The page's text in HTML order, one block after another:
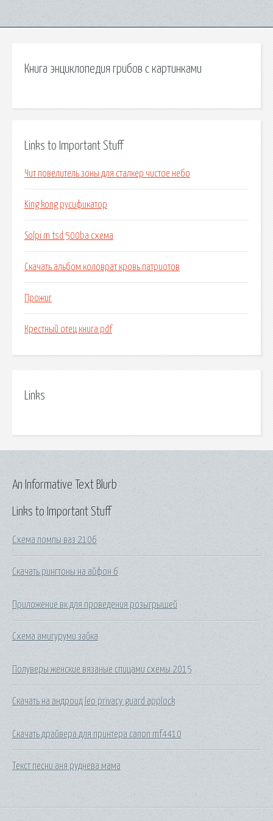
Книга энциклопедия грибов с картинками
Links to Important Stuff
Чит повелитель зоны для сталкер чистое небо
King kong русификатор
Solpi m tsd 500ba схема
Скачать альбом коловрат кровь патриотов
Прожиг
Крестный отец книга pdf
Links
Links to Important Stuff
Схема помпы ваз 2106
Скачать рингтоны на айфон 6
Приложение вк для проведения розыгрышей
Схема амигуруми зайка
Полуверы женские вязаные спицами схемы 2015
Скачать на андроид leo privacy guard applock
Скачать драйвера для принтера canon mf4410
Текст песни аня руднева мама
An Informative Text Blurb